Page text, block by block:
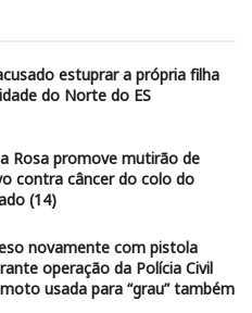
estuprar a própria filha
do Norte do ES
Rosa promove mutirão de
contra câncer do colo do
(14)
novamente com pistola
operação da Polícia Civil
usada para “grau” também